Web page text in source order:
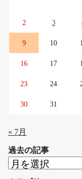
2 3
9 10
16 17
23 24
30 31
« 7月
過去の記事
過